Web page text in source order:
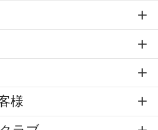
様